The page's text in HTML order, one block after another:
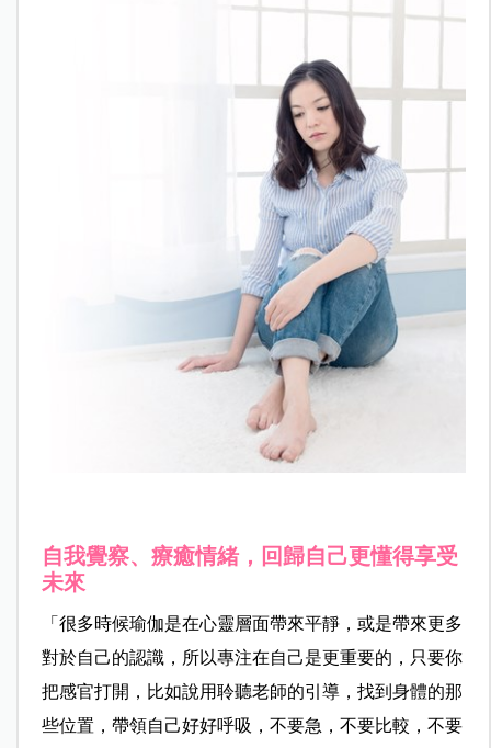
自我覺察、療癒情緒，回歸自己更懂得享受
未來
「很多時候瑜伽是在心靈層面帶來平靜，或是帶來更多
對於自己的認識，所以專注在自己是更重要的，只要你
把感官打開，比如說用聆聽老師的引導，找到身體的那
些位置，帶領自己好好呼吸，不要急，不要比較，不要